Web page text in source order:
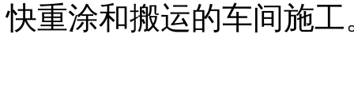
快重涂和搬运的车间施工